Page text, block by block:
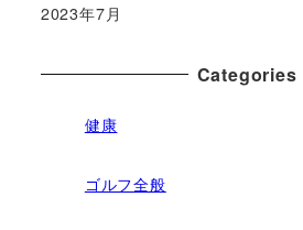
2023年7月
Categories
健康
ゴルフ全般